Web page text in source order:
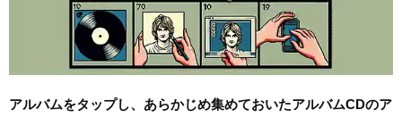
アルバムをタップし、あらかじめ集めておいたアルバムCDのア